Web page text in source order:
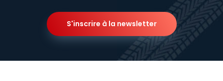
S'inscrire à la newsletter